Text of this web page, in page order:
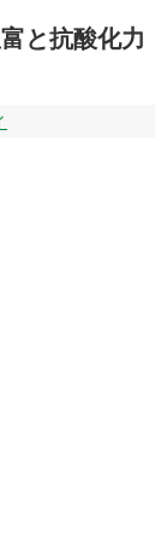
と抗酸化力